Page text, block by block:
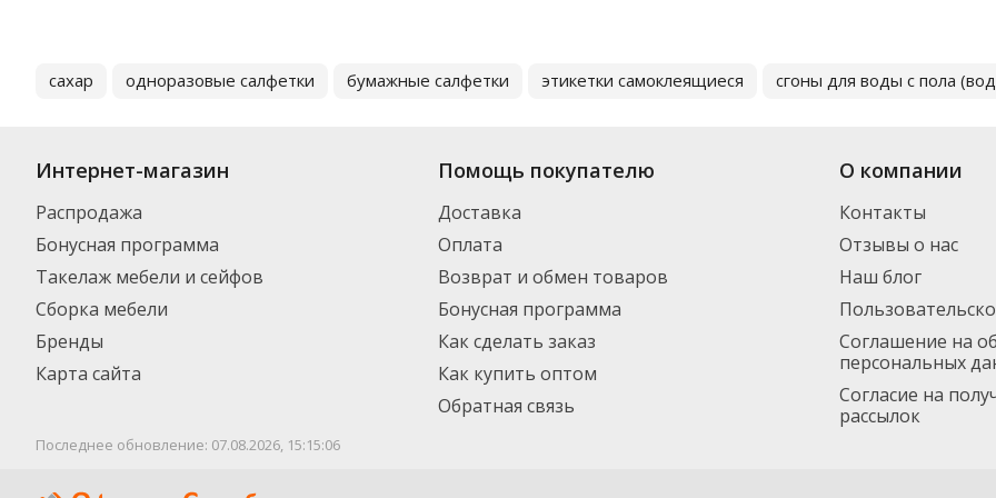
сахар одноразовые салфетки бумажные салфетки этикетки самоклеящиеся сгоны для воды с пола
Интернет-магазин
Распродажа
Бонусная программа
Такелаж мебели и сейфов
Сборка мебели
Бренды
Карта сайта
Помощь покупателю
Доставка
Оплата
Возврат и обмен товаров
Бонусная программа
Как сделать заказ
Как купить оптом
Обратная связь
О компании
Контакты
Отзывы о нас
Наш блог
Соглашение на
персональных
Согласие на
рассылок
Последнее обновление: 07.08.2026, 15:15:06